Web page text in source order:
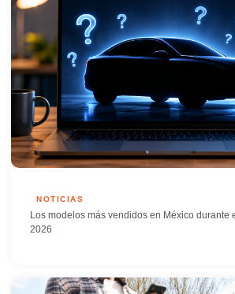
NOTICIAS
Los modelos más vendidos en México durante
2026